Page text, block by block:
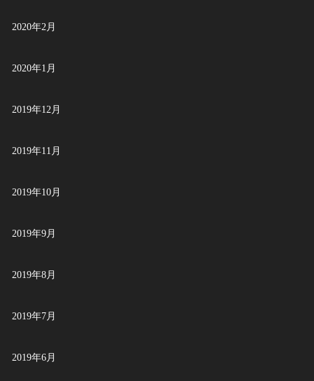
2020年2月
2020年1月
2019年12月
2019年11月
2019年10月
2019年9月
2019年8月
2019年7月
2019年6月